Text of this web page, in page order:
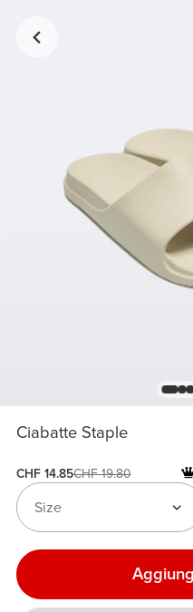
Ciabatte Staple
CHF 14.85CHF 19.80
Size